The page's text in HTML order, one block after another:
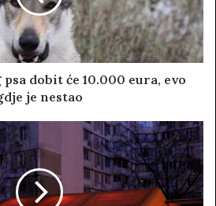
dobit će 10.000 eura, evo
je nestao